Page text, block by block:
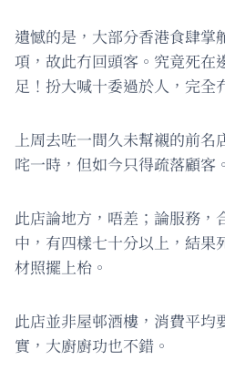
遺憾的是，大部分香港食肆掌
項，故此冇回頭客。究竟死在
足！扮大喊十委過於人，完全
上周去咗一間久未幫襯的前
咤一時，但如今只得疏落顧客。
此店論地方，唔差；論服務，
中，有四樣七十分以上，結
材照擺上枱。
此店並非屋邨酒樓，消費平均
實，大廚廚功也不錯。